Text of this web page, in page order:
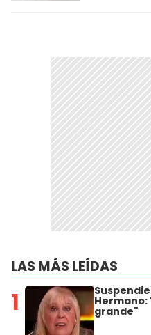
LAS MÁS LEÍDAS
1 Hermano:
grande"